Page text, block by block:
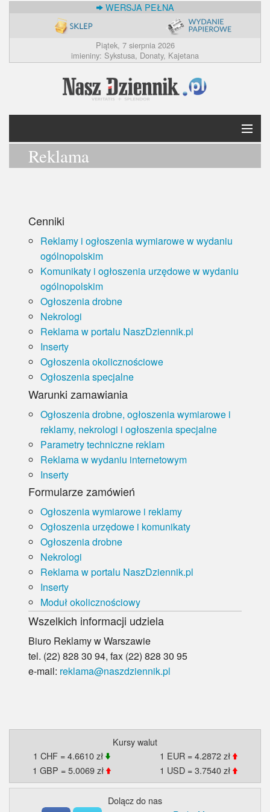
WERSJA PEŁNA
Piątek, 7 sierpnia 2026
imieniny: Sykstusa, Donaty, Kajetana
Krótko
Świat
Ekonomia
Myśl
Wiara
Sport
BlogAiD
Zaproszenia
Reklama
Cenniki
Reklamy i ogłoszenia wymiarowe w wydaniu
ogólnopolskim
Komunikaty i ogłoszenia urzędowe w wydaniu
ogólnopolskim
Ogłoszenia drobne
Nekrologi
Reklama w portalu NaszDziennik.pl
Inserty
Ogłoszenia okolicznościowe
Ogłoszenia specjalne
Warunki zamawiania
Ogłoszenia drobne, ogłoszenia wymiarowe i
reklamy, nekrologi i ogłoszenia specjalne
Parametry techniczne reklam
Reklama w wydaniu internetowym
Inserty
Formularze zamówień
Ogłoszenia wymiarowe i reklamy
Ogłoszenia urzędowe i komunikaty
Ogłoszenia drobne
Nekrologi
Reklama w portalu NaszDziennik.pl
Inserty
Moduł okolicznościowy
Wszelkich informacji udziela
Biuro Reklamy w Warszawie
tel. (22) 828 30 94, fax (22) 828 30 95
e-mail: reklama@naszdziennik.pl
Kursy walut
1 CHF = 4.6610 zł
1 EUR = 4.2872 zł
1 GBP = 5.0069 zł
1 USD = 3.7540 zł
Dolącz do nas